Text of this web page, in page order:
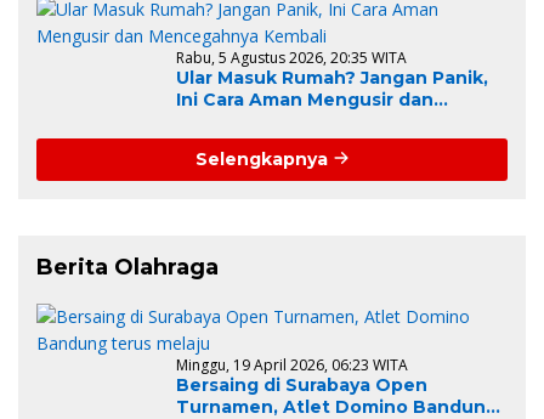
Rabu, 5 Agustus 2026, 20:35 WITA
Ular Masuk Rumah? Jangan Panik,
Ini Cara Aman Mengusir dan
Selengkapnya
Berita Olahraga
Minggu, 19 April 2026, 06:23 WITA
Bersaing di Surabaya Open
Turnamen, Atlet Domino Bandung